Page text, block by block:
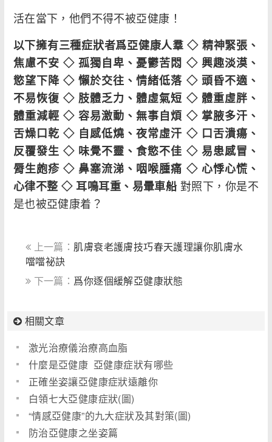
活在當下，他們不得不被亞健康！
以下擁有三種症狀者爲亞健康人羣 ◇ 精神緊張、
焦慮不安 ◇ 孤獨自卑、憂鬱苦悶 ◇ 興趣淡漠、
慾望下降 ◇ 懶於交往、情緒低落 ◇ 頭昏不適、
不易恢復 ◇ 肢體乏力、體虛氣短 ◇ 體重虛胖、
體重減輕 ◇ 容易激動、無事自煩 ◇ 掌腋多汗、
舌燥口乾 ◇ 自感低燒、夜常虛汗 ◇ 口舌潰瘍、
反覆發生 ◇ 味覺不靈、食慾不佳 ◇ 易患感冒、
脣生皰疹 ◇ 鼻塞流涕、咽喉腫痛 ◇ 心悸心慌、
心律不整 ◇ 耳鳴耳重、易暈車船 對照下，你是不
是也被亞健康着？
上一篇： 肌膚衰老護膚技巧春天護理讓你肌膚水
噹噹祕訣
下一篇： 爲你逐個緩解亞健康狀態
相關文章
激光治療儀治療高血脂
什麼是亞健康 亞健康症狀有哪些
正確坐姿讓亞健康症狀遠離你
白領七大亞健康症狀(圖)
“情感亞健康”的九大症狀及其對策(圖)
防治亞健康之坐姿篇